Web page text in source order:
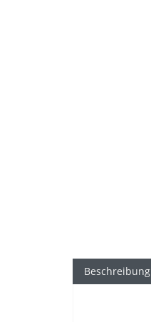
Beschreibung